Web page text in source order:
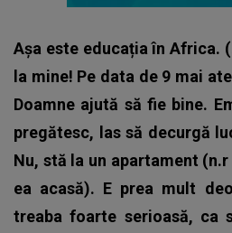
Așa este educația în Africa.
la mine! Pe data de 9 mai
Doamne ajută să fie bine.
pregătesc, las să decurgă
Nu, stă la un apartament
ea acasă). E prea mult
treaba foarte serioasă, ca